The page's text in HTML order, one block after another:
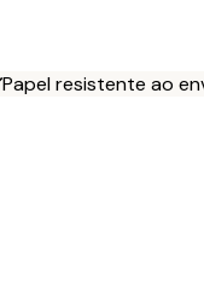
Papel resistente ao